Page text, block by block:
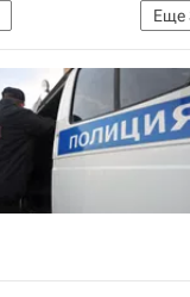
Еще